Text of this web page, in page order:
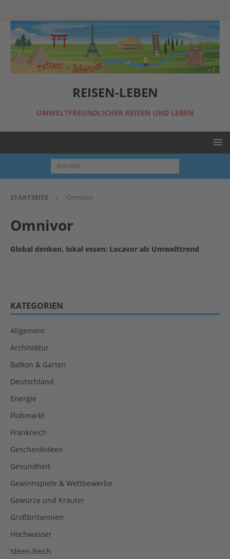
REISEN-LEBEN
UMWELTFREUNDLICHER REISEN UND LEBEN
STARTSEITE Omnivor
Omnivor
Global denken, lokal essen: Locavor als Umwelttrend
KATEGORIEN
Allgemein
Architektur
Balkon & Garten
Deutschland
Energie
Flohmarkt
Frankreich
Geschenkideen
Gesundheit
Gewinnspiele & Wettbewerbe
Gewürze und Kräuter
Großbritannien
Hochwasser
Ideen-Reich